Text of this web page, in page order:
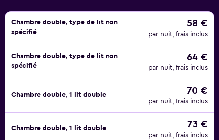
Chambre double, type de lit non
spécifié
58 €
par nuit, frais inclus
Chambre double, type de lit non
spécifié
64 €
par nuit, frais inclus
Chambre double, 1 lit double 70 €
par nuit, frais inclus
Chambre double, 1 lit double 73 €
par nuit, frais inclus